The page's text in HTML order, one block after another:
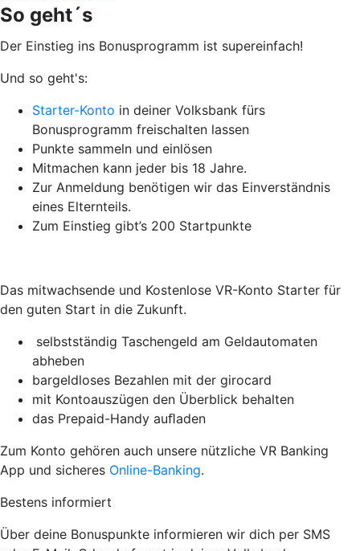
So geht´s
Der Einstieg ins Bonusprogramm ist supereinfach!
Und so geht's:
Starter-Konto in deiner Volksbank fürs
Bonusprogramm freischalten lassen
Punkte sammeln und einlösen
Mitmachen kann jeder bis 18 Jahre.
Zur Anmeldung benötigen wir das Einverständnis
eines Elternteils.
Zum Einstieg gibt’s 200 Startpunkte
Das mitwachsende und Kostenlose VR-Konto Starter für
den guten Start in die Zukunft.
selbstständig Taschengeld am Geldautomaten
abheben
bargeldloses Bezahlen mit der girocard
mit Kontoauszügen den Überblick behalten
das Prepaid-Handy auﬂaden
Zum Konto gehören auch unsere nützliche VR Banking
App und sicheres Online-Banking.
Bestens informiert
Über deine Bonuspunkte informieren wir dich per SMS